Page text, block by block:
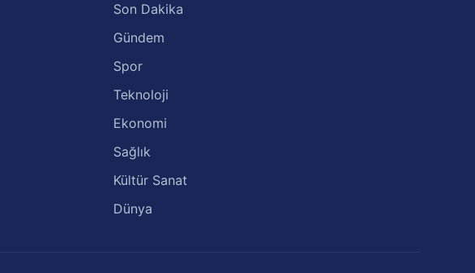
Son Dakika
Gündem
Spor
Teknoloji
Ekonomi
Sağlık
Kültür Sanat
Dünya